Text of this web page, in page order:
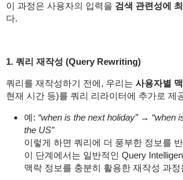
이 과정은 사용자의 입력을 검색 관련성에
다.
1. 쿼리 재작성 (Query Rewriting)
쿼리를 재작성하기 전에, 우리는 사용자별
현재 시간 등)를 쿼리 리라이터에 추가로 제
예: “when is the next holiday”→ “when
the US”
이렇게 하면 쿼리에 더 풍부한 정보를
이 단계에서는 일반적인 Query
맥락 정보를 충분히 활용한 재작성 과정